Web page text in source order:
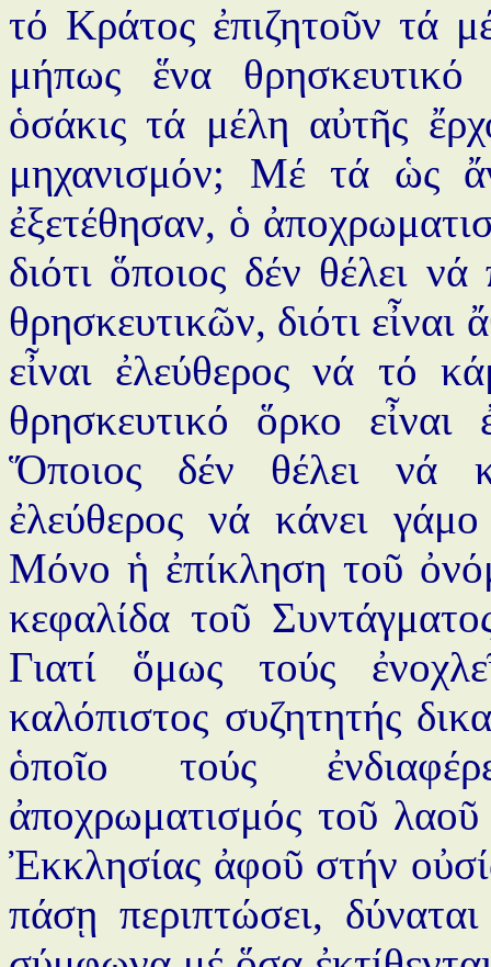
τό Κράτος ἐπιζητοῦν τά
μήπως ἕνα θρησκευτικό
ὁσάκις τά μέλη αὐτῆς
μηχανισμόν; Μέ τά ὡς
ἐξετέθησαν, ὁ
διότι ὅποιος δέν θέλει
θρησκευτικῶν, διότι εἶναι
εἶναι ἐλεύθερος νά τό
θρησκευτικό ὅρκο
Ὅποιος δέν θέλει νά
ἐλεύθερος νά κάνει
Μόνο ἡ ἐπίκληση τοῦ
κεφαλίδα τοῦ
Γιατί ὅμως τούς
καλόπιστος συζητητής
ὁποῖο τούς
ἀποχρωματισμός τοῦ
Ἐκκλησίας ἀφοῦ στήν
πάσῃ περιπτώσει, δύναται